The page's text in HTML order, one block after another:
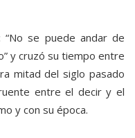
“No se puede andar de
y cruzó su tiempo entre
mitad del siglo pasado
entre el decir y el
y con su época.